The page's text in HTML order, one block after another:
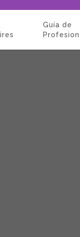
Guía de